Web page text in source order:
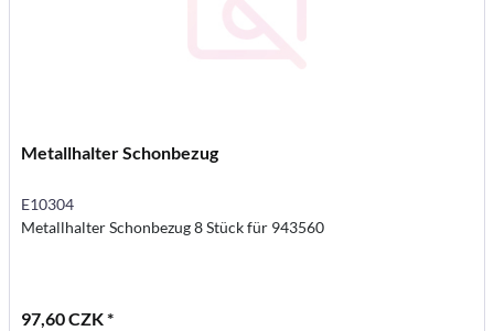
Metallhalter Schonbezug
E10304
Metallhalter Schonbezug 8 Stück für 943560
97,60 CZK *